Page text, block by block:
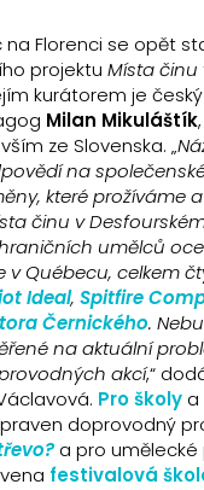
na Florenci se opět
projektu Místa činu
kurátorem je
Milan Mikuláštík
ze Slovenska. „
na
které prožíváme
činu v
umělců
v Québecu, celkem
Ideal, Spitfire
Černického.
na aktuální
akcí,“
Pro školy a
doprovodný
a pro
festivalová